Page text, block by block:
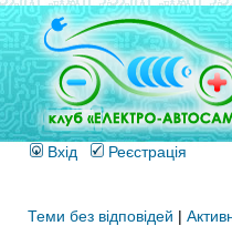
Вхід Реєстрація
Теми без відповідей |